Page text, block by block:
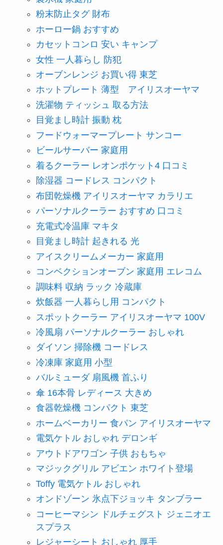
粉末防止タグ 財布
ホーロー鍋 おすすめ
カセットコンロ 安い キャンプ
女性 一人暮らし 防犯
オーブンレンジ お買い得 東芝
ホットプレート 薄型 アイリスオーヤマ
洗濯物 ティッシュ 取る方法
目覚まし時計 振動 枕
フードウォーマープレート サンコー
ビールサーバー 家庭用
着るクーラー レオンポケット4 口コミ
除湿器 コードレス コンパクト
布団乾燥機 アイリスオーヤマ カラリエ
パーソナルクーラー おすすめ 口コミ
充電式冷温庫 マキタ
目覚まし時計 起きれる 光
アイスクリームメーカー 家庭用
コンベクションオーブン 家庭用 エレコム
調味料 収納 ラック 冷蔵庫
炊飯器 一人暮らし用 コンパクト
スポットクーラー アイリスオーヤマ 100V
冷風扇 パーソナルクーラー おしゃれ
ダイソン 掃除機 コードレス
冷凍庫 家庭用 小型
バルミューダ 扇風機 首ふり
傘 16本骨 レディース 大きめ
食器乾燥機 コンパクト 東芝
ホームベーカリー 食パン アイリスオーヤマ
電気ケトル おしゃれ デロンギ
アウトドアワゴン 子供 おもちゃ
マジックグリル アビエン ホワイト登場
Toffy 電気ケトル おしゃれ
オンドゾーン 氷点下ジョッキ タンブラー
コーヒーマシン ドルチェグスト ジェニオエ
スプラス
レジャーシート おしゃれ 厚手